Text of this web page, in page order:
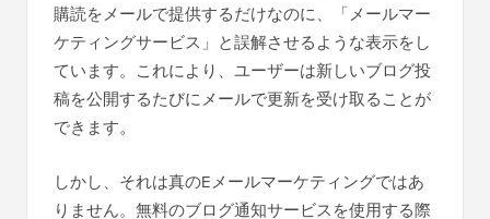
購読をメールで提供するだけなのに、「メールマー
ケティングサービス」と誤解させるような表示をし
ています。これにより、ユーザーは新しいブログ投
稿を公開するたびにメールで更新を受け取ることが
できます。
しかし、それは真のEメールマーケティングではあ
りません。無料のブログ通知サービスを使用する際